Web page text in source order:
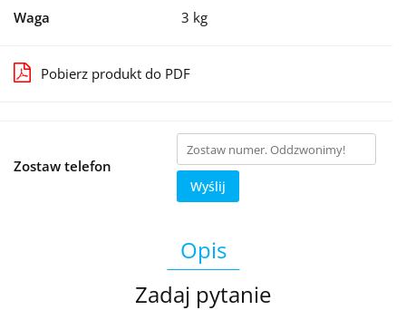
Waga 3 kg
Pobierz produkt do PDF
Zostaw telefon
Wyślij
Opis
Zadaj pytanie